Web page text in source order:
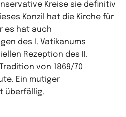
Kreise sie definitiv
Konzil hat die Kirche für
es hat auch
des I. Vatikanums
Rezeption des II.
von 1869/70
Ein mutiger
überfällig.